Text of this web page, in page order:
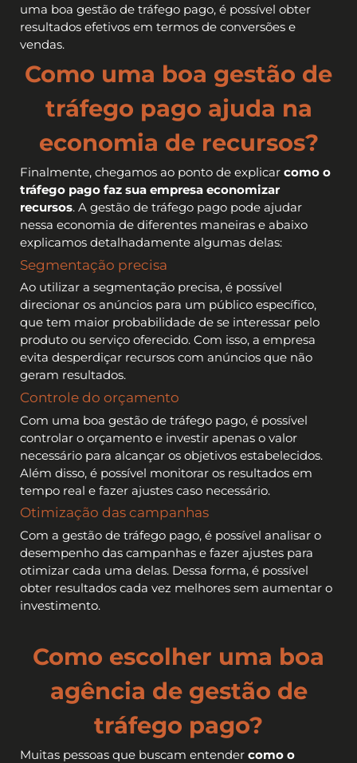
uma boa gestão de tráfego pago, é possível obter
resultados efetivos em termos de conversões e
vendas.
Como uma boa gestão de
tráfego pago ajuda na
economia de recursos?
Finalmente, chegamos ao ponto de explicar como o
tráfego pago faz sua empresa economizar
recursos. A gestão de tráfego pago pode ajudar
nessa economia de diferentes maneiras e abaixo
explicamos detalhadamente algumas delas:
Segmentação precisa
Ao utilizar a segmentação precisa, é possível
direcionar os anúncios para um público específico,
que tem maior probabilidade de se interessar pelo
produto ou serviço oferecido. Com isso, a empresa
evita desperdiçar recursos com anúncios que não
geram resultados.
Controle do orçamento
Com uma boa gestão de tráfego pago, é possível
controlar o orçamento e investir apenas o valor
necessário para alcançar os objetivos estabelecidos.
Além disso, é possível monitorar os resultados em
tempo real e fazer ajustes caso necessário.
Otimização das campanhas
Com a gestão de tráfego pago, é possível analisar o
desempenho das campanhas e fazer ajustes para
otimizar cada uma delas. Dessa forma, é possível
obter resultados cada vez melhores sem aumentar o
investimento.
Como escolher uma boa
agência de gestão de
tráfego pago?
Muitas pessoas que buscam entender como o